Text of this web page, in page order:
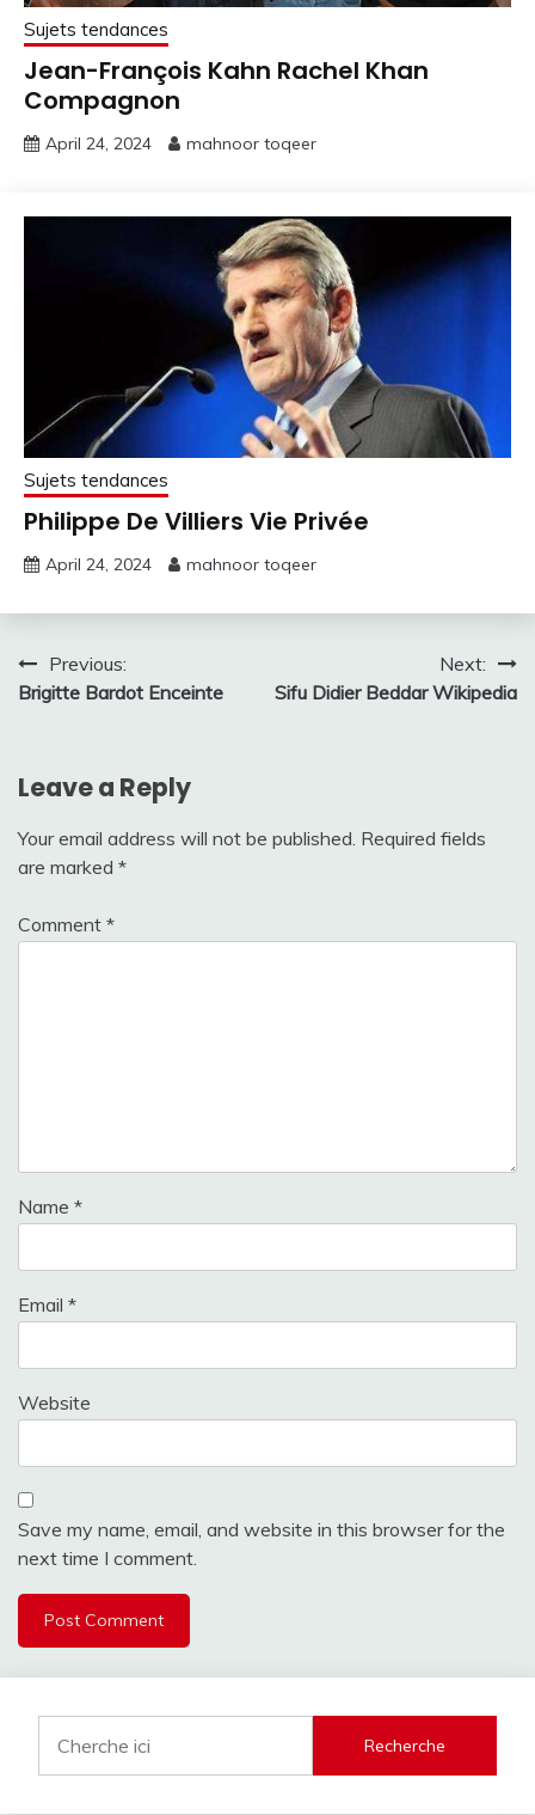
Sujets tendances
Jean-François Kahn Rachel Khan
Compagnon
April 24, 2024 mahnoor toqeer
Sujets tendances
Philippe De Villiers Vie Privée
April 24, 2024 mahnoor toqeer
Post
navigation
Previous:
Brigitte Bardot Enceinte
Next:
Sifu Didier Beddar Wikipedia
Leave a Reply
Your email address will not be published. Required fields
are marked *
Comment *
Name *
Email *
Website
Save my name, email, and website in this browser for the
next time I comment.
Recherche